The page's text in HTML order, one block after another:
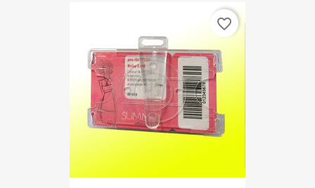
favorite_border